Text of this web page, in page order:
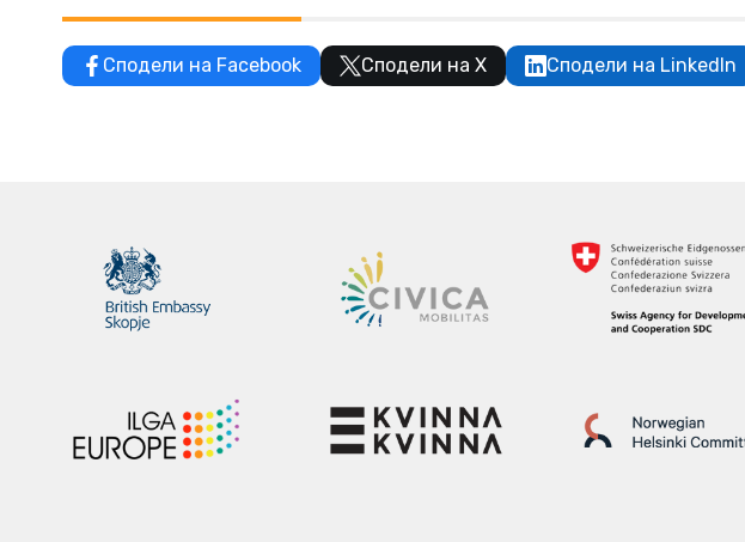
Сподели на Facebook Сподели на X Сподели на LinkedIn